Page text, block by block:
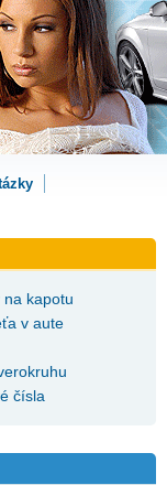
na kapotu
v aute
čísla